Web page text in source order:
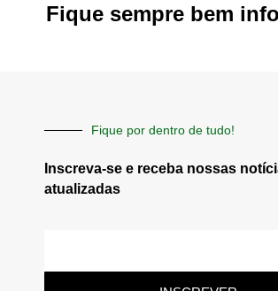
Fique sempre bem
Fique por dentro de tudo!
Inscreva-se e receba nossas
atualizadas